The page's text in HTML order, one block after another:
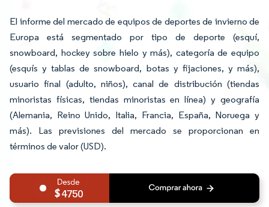
El informe del mercado de equipos de deportes de invierno de
Europa está segmentado por tipo de deporte (esquí,
snowboard, hockey sobre hielo y más), categoría de equipo
(esquís y tablas de snowboard, botas y fijaciones, y más),
usuario final (adulto, niños), canal de distribución (tiendas
minoristas físicas, tiendas minoristas en línea) y geografía
(Alemania, Reino Unido, Italia, Francia, España, Noruega y
más). Las previsiones del mercado se proporcionan en
términos de valor (USD).
4750